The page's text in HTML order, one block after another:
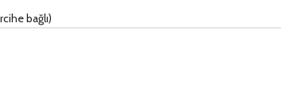
bağlı)